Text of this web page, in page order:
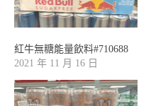
紅牛無糖能量飲料#710688
2021 年 11 月 16 日